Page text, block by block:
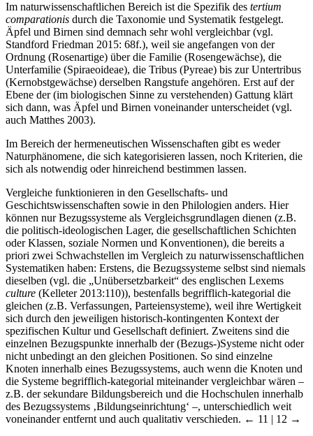
Im naturwissenschaftlichen Bereich ist die Spezifik des tertium
comparationis durch die Taxonomie und Systematik festgelegt.
Äpfel und Birnen sind demnach sehr wohl vergleichbar (vgl.
Standford Friedman 2015: 68f.), weil sie angefangen von der
Ordnung (Rosenartige) über die Familie (Rosengewächse), die
Unterfamilie (Spiraeoideae), die Tribus (Pyreae) bis zur Untertribus
(Kernobstgewächse) derselben Rangstufe angehören. Erst auf der
Ebene der (im biologischen Sinne zu verstehenden) Gattung klärt
sich dann, was Äpfel und Birnen voneinander unterscheidet (vgl.
auch Matthes 2003).
Im Bereich der hermeneutischen Wissenschaften gibt es weder
Naturphänomene, die sich kategorisieren lassen, noch Kriterien, die
sich als notwendig oder hinreichend bestimmen lassen.
Vergleiche funktionieren in den Gesellschafts- und
Geschichtswissenschaften sowie in den Philologien anders. Hier
können nur Bezugssysteme als Vergleichsgrundlagen dienen (z.B.
die politisch-ideologischen Lager, die gesellschaftlichen Schichten
oder Klassen, soziale Normen und Konventionen), die bereits a
priori zwei Schwachstellen im Vergleich zu naturwissenschaftlichen
Systematiken haben: Erstens, die Bezugssysteme selbst sind niemals
dieselben (vgl. die „Unübersetzbarkeit“ des englischen Lexems
culture (Kelleter 2013:110)), bestenfalls begrifflich-kategorial die
gleichen (z.B. Verfassungen, Parteiensysteme), weil ihre Wertigkeit
sich durch den jeweiligen historisch-kontingenten Kontext der
spezifischen Kultur und Gesellschaft definiert. Zweitens sind die
einzelnen Bezugspunkte innerhalb der (Bezugs-)Systeme nicht oder
nicht unbedingt an den gleichen Positionen. So sind einzelne
Knoten innerhalb eines Bezugssystems, auch wenn die Knoten und
die Systeme begrifflich-kategorial miteinander vergleichbar wären –
z.B. der sekundare Bildungsbereich und die Hochschulen innerhalb
des Bezugssystems ‚Bildungseinrichtung‘ –, unterschiedlich weit
voneinander entfernt und auch qualitativ verschieden. ← 11 | 12 →